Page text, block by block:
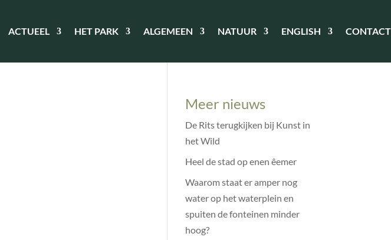
ACTUEEL HET PARK ALGEMEEN NATUUR ENGLISH CONTACT
Meer nieuws
De Rits terugkijken bij Kunst in
het Wild
Heel de stad op enen êemer
Waarom staat er amper nog
water op het waterplein en
spuiten de fonteinen minder
hoog?